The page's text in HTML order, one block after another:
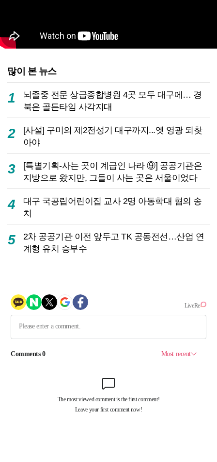
많이 본 뉴스
1
뇌졸중 전문 상급종합병원 4곳 모두 대구에… 경
북은 골든타임 사각지대
2
[사설] 구미의 제2전성기 대구까지...옛 영광 되찾
아야
3
[특별기획-사는 곳이 계급인 나라 ⑨] 공공기관은
지방으로 왔지만, 그들이 사는 곳은 서울이었다
4
대구 국공립어린이집 교사 2명 아동학대 혐의 송
치
5
2차 공공기관 이전 앞두고 TK 공동전선…산업 연
계형 유치 승부수